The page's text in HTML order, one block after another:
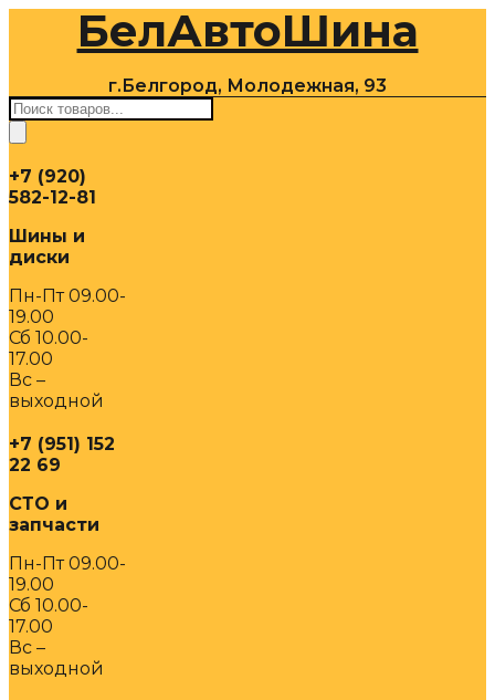
содержимомуБелАвтоШина
г.Белгород, Молодежная, 93
Поиск
товаров
+7 (920)
582-12-81
Шины и
диски
Пн-Пт 09.00-
19.00
Сб 10.00-
17.00
Вс –
выходной
+7 (951) 152
22 69
СТО и
запчасти
Пн-Пт 09.00-
19.00
Сб 10.00-
17.00
Вс –
выходной